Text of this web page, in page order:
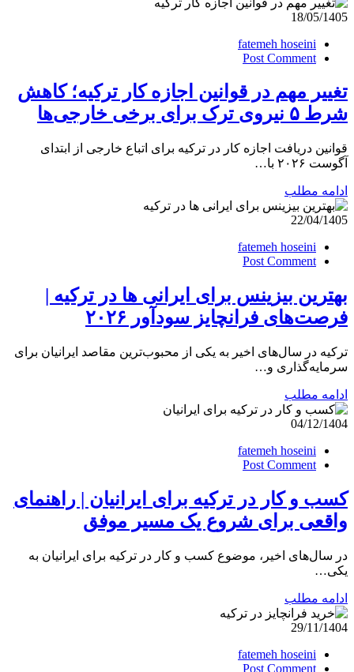
18/05/1405
fatemeh hoseini
Post Comment
تغییر مهم در قوانین اجازه کار ترکیه؛ کاهش
شرط ۵ نیروی ترک برای برخی خارجی‌ها
قوانین دریافت اجازه کار در ترکیه برای اتباع خارجی از ابتدای
آگوست ۲۰۲۶ با…
ادامه مطلب
22/04/1405
fatemeh hoseini
Post Comment
بهترین بیزینس برای ایرانی ها در ترکیه |
فرصت‌های فرانچایز سودآور ۲۰۲۶
ترکیه در سال‌های اخیر به یکی از محبوب‌ترین مقاصد ایرانیان برای
سرمایه‌گذاری و…
ادامه مطلب
04/12/1404
fatemeh hoseini
Post Comment
کسب و کار در ترکیه برای ایرانیان | راهنمای
واقعی برای شروع یک مسیر موفق
در سال‌های اخیر، موضوع کسب و کار در ترکیه برای ایرانیان به
یکی…
ادامه مطلب
29/11/1404
fatemeh hoseini
Post Comment